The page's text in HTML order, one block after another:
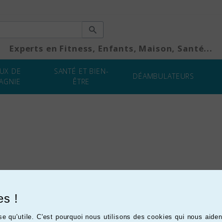
!
qu'utile. C'est pourquoi nous utilisons des cookies qui nous

Experts en Fitness, Enfants, Maison, Santé...
DE
SANTÉ ET BIEN-
ÊTRE
DÉAMBULATEURS